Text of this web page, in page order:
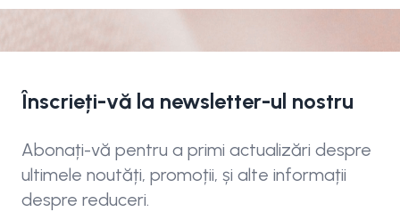
Înscrieți-vă la newsletter-ul nostru
Abonați-vă pentru a primi actualizări despre
ultimele noutăți, promoții, și alte informații
despre reduceri.